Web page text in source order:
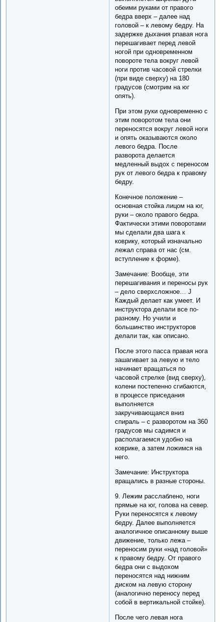
обеими руками от правого
бедра вверх – далее над
головой – к левому бедру. На
задержке дыхания рпавая нога
перешагивает перед левой
ногой при одновременном
повороте тела вокруг левой
ноги против часовой стрелки
(при виде сверху) на 180
градусов (смотрим на юг
опять).
При этом руки одновременно с
этим поворотом тела они
переносятся вокруг левой ноги
и опять оказываются около
левого бедра. После
разворота делается
медленный выдох с переносом
рук от левого бедра к правому
бедру.
Конечное положение –
основная стойка лицом на юг,
руки – около правого бедра.
Фактически этими поворотами
мы сделали два шага к
коврику, который изначально
лежал справа от нас (см.
вступление к форме).
Замечание: Вообще, эти
перешагивания и переносы рук
– дело сверхсложное… J
Каждый делает как умеет. И
инструктора делали все по-
разному. Но учили и
большинство инструкторов
делали так, как описано.
После этого пасса правая нога
зашагивает за левую и тело
начинает вращаться по
часовой стрелке (вид сверху),
колени постепенно сгибаются,
в процессе приседания
выполняется
закручивающаяся вниз
спираль – с разворотом на 360
градусов мы садимся и
располагаемся удобно на
коврике, а затем ложимся на
него.
Замечание: Инструктора
вращались в разные стороны.
9. Лежим расслаблено, ноги
прямые на юг, голова на север.
Руки переносятся к левому
бедру. Далее выполняется
аналогичное описанному выше
движение, только лежа –
переносим руки «над головой»
к правому бедру. От правого
бедра они с выдохом
переносятся над нижним
диском на левую сторону
(аналогично переносу перед
собой в вертикальной стойке).
После чего левая нога